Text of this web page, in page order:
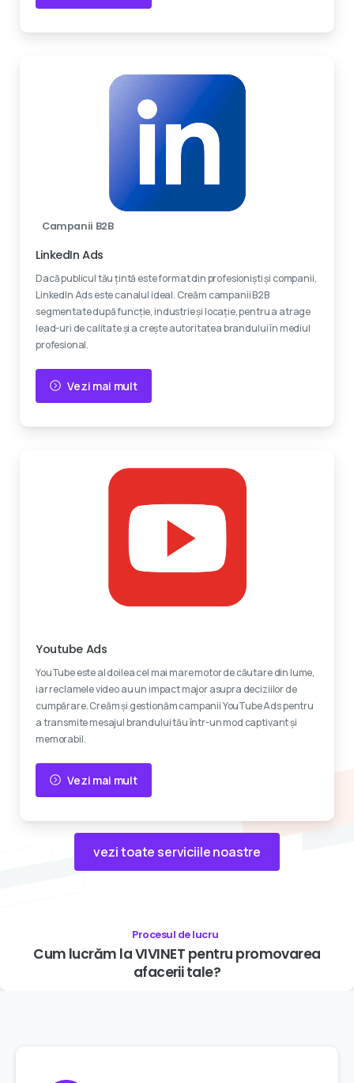
Campanii B2B
LinkedIn Ads
Dacă publicul tău țintă este format din profesioniști și companii,
LinkedIn Ads este canalul ideal. Creăm campanii B2B
segmentate după funcție, industrie și locație, pentru a atrage
lead-uri de calitate și a crește autoritatea brandului în mediul
profesional.
Vezi mai mult
Youtube Ads
YouTube este al doilea cel mai mare motor de căutare din lume,
iar reclamele video au un impact major asupra deciziilor de
cumpărare. Creăm și gestionăm campanii YouTube Ads pentru
a transmite mesajul brandului tău într-un mod captivant și
memorabil.
Vezi mai mult
vezi toate serviciile noastre
Procesul de lucru
Cum lucrăm laVIVINET pentru promovarea
afaceriitale?